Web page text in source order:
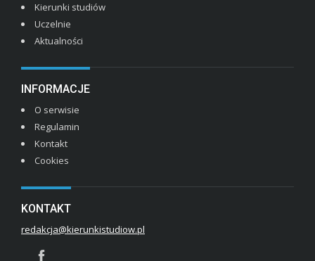
Kierunki studiów
Uczelnie
Aktualności
INFORMACJE
O serwisie
Regulamin
Kontakt
Cookies
KONTAKT
redakcja@kierunkistudiow.pl